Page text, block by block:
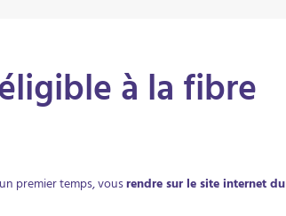
à la fibre
premier temps, vousrendre sur le site internet du